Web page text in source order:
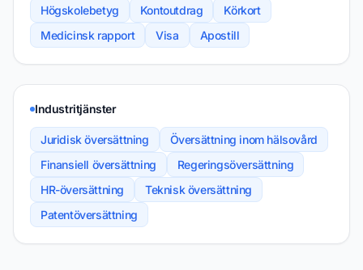
Högskolebetyg
Kontoutdrag
Körkort
Medicinsk rapport
Visa Apostill
Industritjänster
Juridisk översättning
Översättning inom hälsovård
Finansiell översättning
Regeringsöversättning
HR-översättning
Teknisk översättning
Patentöversättning